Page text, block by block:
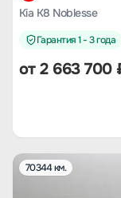
Kia K8 Noblesse
Гарантия 1 - 3 года
от2 663 700
70344 км.